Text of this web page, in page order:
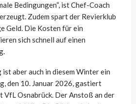
Bedingungen“, ist Chef-Coach
Zudem spart der Revierklub
Geld. Die Kosten für ein
sich schnell auf einen
aber auch in diesem Winter ein
den 10. Januar 2026, gastiert
Osnabrück. Der Anstoß an der